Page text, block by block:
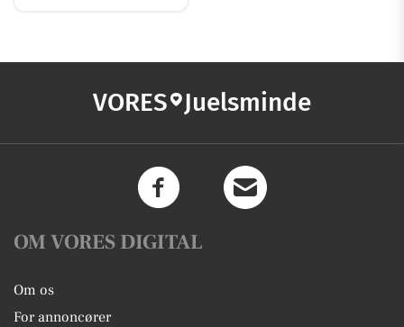
VORES Juelsminde
OM VORES DIGITAL
Om os
For annoncører